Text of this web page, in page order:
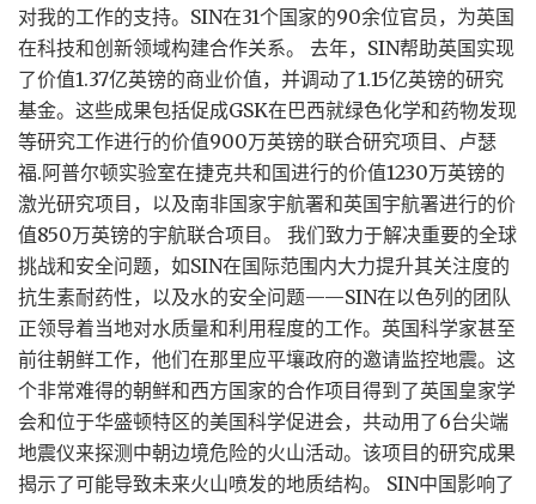
对我的工作的支持。SIN在31个国家的90余位官员，为英国
在科技和创新领域构建合作关系。 去年，SIN帮助英国实现
了价值1.37亿英镑的商业价值，并调动了1.15亿英镑的研究
基金。这些成果包括促成GSK在巴西就绿色化学和药物发现
等研究工作进行的价值900万英镑的联合研究项目、卢瑟
福.阿普尔顿实验室在捷克共和国进行的价值1230万英镑的
激光研究项目，以及南非国家宇航署和英国宇航署进行的价
值850万英镑的宇航联合项目。 我们致力于解决重要的全球
挑战和安全问题，如SIN在国际范围内大力提升其关注度的
抗生素耐药性，以及水的安全问题——SIN在以色列的团队
正领导着当地对水质量和利用程度的工作。英国科学家甚至
前往朝鲜工作，他们在那里应平壤政府的邀请监控地震。这
个非常难得的朝鲜和西方国家的合作项目得到了英国皇家学
会和位于华盛顿特区的美国科学促进会，共动用了6台尖端
地震仪来探测中朝边境危险的火山活动。该项目的研究成果
揭示了可能导致未来火山喷发的地质结构。 SIN中国影响了